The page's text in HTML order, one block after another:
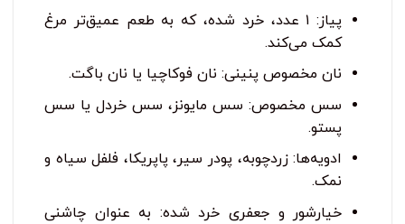
پیاز: ۱ عدد، خرد شده، که به طعم عمیق‌تر مرغ
کمک می‌کند.
نان مخصوص پنینی: نان فوکاچیا یا نان باگت.
سس مخصوص: سس مایونز، سس خردل یا سس
پستو.
ادویه‌ها: زردچوبه، پودر سیر، پاپریکا، فلفل سیاه و
نمک.
خیارشور و جعفری خرد شده: به عنوان چاشنی